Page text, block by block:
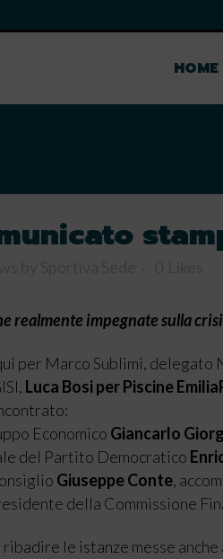
HOME
realmente impegnate sulla
per Marco Sublimi,
Luca Bosi per Piscine
Economico Giancarlo
del Partito Democratico
Giuseppe Conte,
della Commissione
ribadire le istanze messe